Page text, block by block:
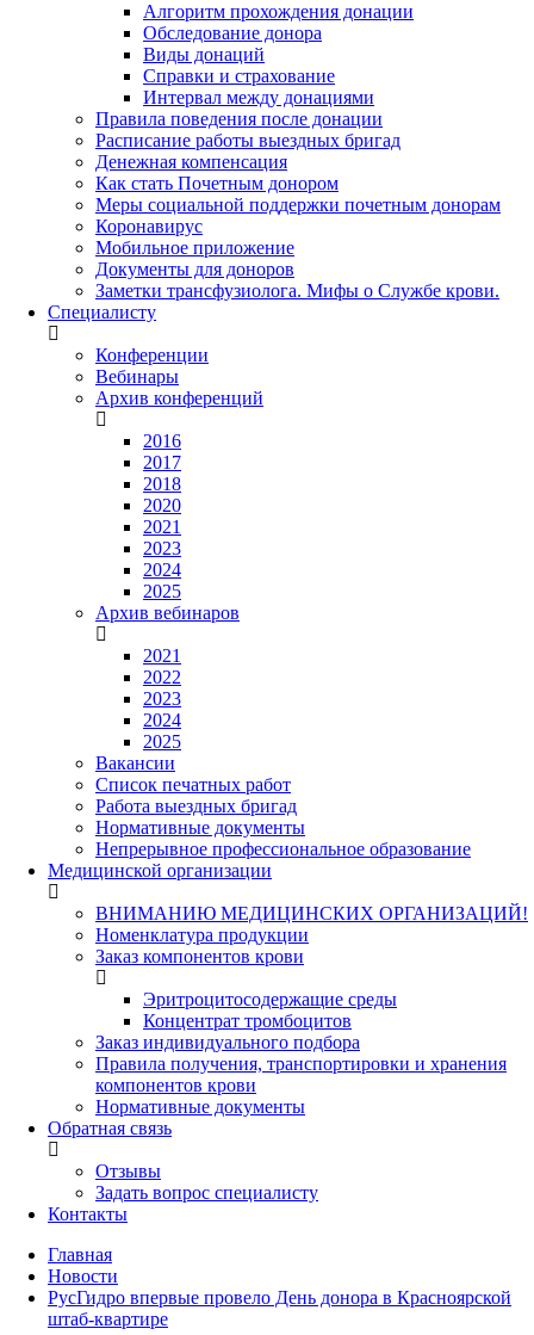
Алгоритм прохождения донации
Обследование донора
Виды донаций
Справки и страхование
Интервал между донациями
Правила поведения после донации
Расписание работы выездных бригад
Денежная компенсация
Как стать Почетным донором
Меры социальной поддержки почетным донорам
Коронавирус
Мобильное приложение
Документы для доноров
Заметки трансфузиолога. Мифы о Службе крови.
Специалисту
Конференции
Вебинары
Архив конференций
2016
2017
2018
2020
2021
2023
2024
2025
Архив вебинаров
2021
2022
2023
2024
2025
Вакансии
Список печатных работ
Работа выездных бригад
Нормативные документы
Непрерывное профессиональное образование
Медицинской организации
ВНИМАНИЮ МЕДИЦИНСКИХ ОРГАНИЗАЦИЙ!
Номенклатура продукции
Заказ компонентов крови
Эритроцитосодержащие среды
Концентрат тромбоцитов
Заказ индивидуального подбора
Правила получения, транспортировки и хранения
компонентов крови
Нормативные документы
Обратная связь
Отзывы
Задать вопрос специалисту
Контакты
Главная
Новости
РусГидро впервые провело День донора в Красноярской
штаб-квартире